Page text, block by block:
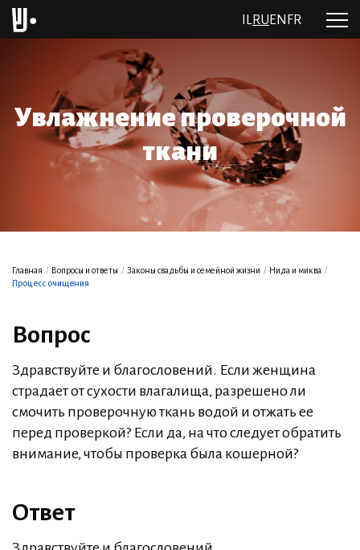
RU EN FR
Увлажнение проверочной
ткани
Главная / Вопросы и ответы / Законы свадьбы и семейной жизни / Нида и миква /
Процесс очищения
Вопрос
Здравствуйте и благословений. Если женщина
страдает от сухости влагалища, разрешено ли
смочить проверочную ткань водой и отжать ее
перед проверкой? Если да, на что следует обратить
внимание, чтобы проверка была кошерной?
Ответ